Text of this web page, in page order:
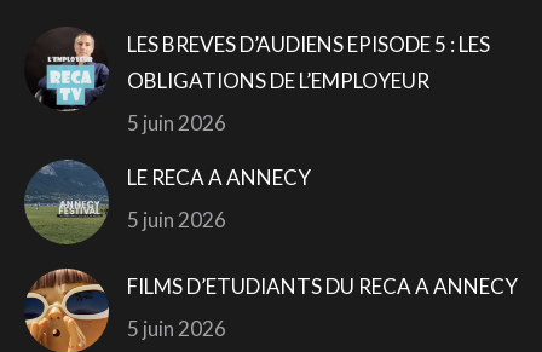
LES BREVES D’AUDIENS EPISODE 5 : LES
OBLIGATIONS DE L’EMPLOYEUR
5 juin 2026
LE RECA A ANNECY
5 juin 2026
FILMS D’ETUDIANTS DU RECA A ANNECY
5 juin 2026